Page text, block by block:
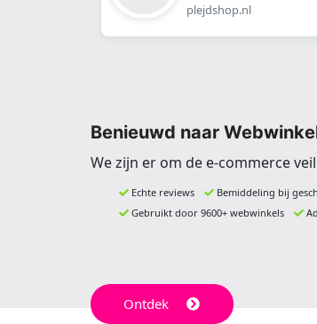
plejdshop.nl
Benieuwd naar
We zijn er om de e-commerce
Echte reviews
Bemiddeling bij
Gebruikt door 9600+ webwinkels
Ontdek